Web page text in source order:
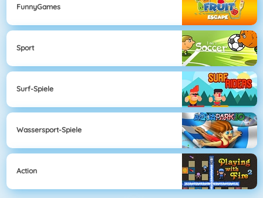
FunnyGames
Sport
Surf-Spiele
Wassersport-Spiele
Action